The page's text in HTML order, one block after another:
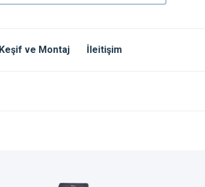
Keşif ve Montaj İleitişim